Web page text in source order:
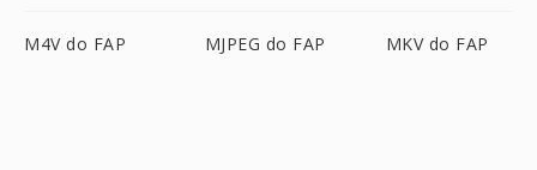
M4V do FAP MJPEG do FAP MKV do FAP